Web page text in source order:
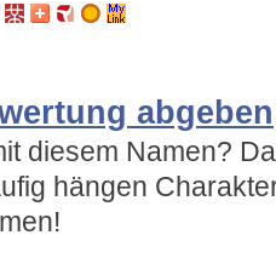
abgeben
diesem Namen?
hängen